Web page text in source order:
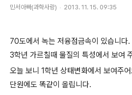
민서아빠(과학사랑) 2013. 11. 15. 09:35
70도에서 녹는 저융점금속이 있습니다.
3학년 가르칠때 물질의 특성에서 보여
오늘 보니 1학년 상태변화에서 보여주
단원에도 똑같이 올립니다.